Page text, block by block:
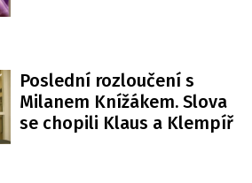
Poslední rozloučení s
Milanem Knížákem. Slova
se chopili Klaus a Klempíř